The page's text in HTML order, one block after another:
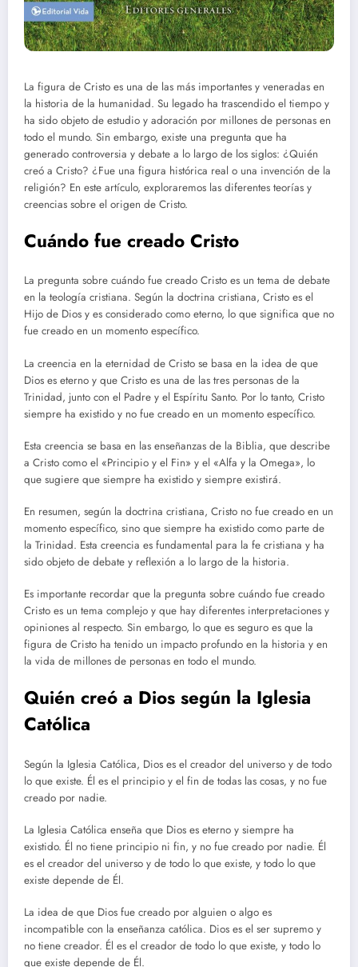
La figura de Cristo es una de las más importantes y veneradas en
la historia de la humanidad. Su legado ha trascendido el tiempo y
ha sido objeto de estudio y adoración por millones de personas en
todo el mundo. Sin embargo, existe una pregunta que ha
generado controversia y debate a lo largo de los siglos: ¿Quién
creó a Cristo? ¿Fue una figura histórica real o una invención de la
religión? En este artículo, exploraremos las diferentes teorías y
creencias sobre el origen de Cristo.
Cuándo fue creado Cristo
La pregunta sobre cuándo fue creado Cristo es un tema de debate
en la teología cristiana. Según la doctrina cristiana, Cristo es el
Hijo de Dios y es considerado como eterno, lo que significa que no
fue creado en un momento específico.
La creencia en la eternidad de Cristo se basa en la idea de que
Dios es eterno y que Cristo es una de las tres personas de la
Trinidad, junto con el Padre y el Espíritu Santo. Por lo tanto, Cristo
siempre ha existido y no fue creado en un momento específico.
Esta creencia se basa en las enseñanzas de la Biblia, que describe
a Cristo como el «Principio y el Fin» y el «Alfa y la Omega», lo
que sugiere que siempre ha existido y siempre existirá.
En resumen, según la doctrina cristiana, Cristo no fue creado en un
momento específico, sino que siempre ha existido como parte de
la Trinidad. Esta creencia es fundamental para la fe cristiana y ha
sido objeto de debate y reflexión a lo largo de la historia.
Es importante recordar que la pregunta sobre cuándo fue creado
Cristo es un tema complejo y que hay diferentes interpretaciones y
opiniones al respecto. Sin embargo, lo que es seguro es que la
figura de Cristo ha tenido un impacto profundo en la historia y en
la vida de millones de personas en todo el mundo.
Quién creó a Dios según la Iglesia
Católica
Según la Iglesia Católica, Dios es el creador del universo y de todo
lo que existe. Él es el principio y el fin de todas las cosas, y no fue
creado por nadie.
La Iglesia Católica enseña que Dios es eterno y siempre ha
existido. Él no tiene principio ni fin, y no fue creado por nadie. Él
es el creador del universo y de todo lo que existe, y todo lo que
existe depende de Él.
La idea de que Dios fue creado por alguien o algo es
incompatible con la enseñanza católica. Dios es el ser supremo y
no tiene creador. Él es el creador de todo lo que existe, y todo lo
que existe depende de Él.